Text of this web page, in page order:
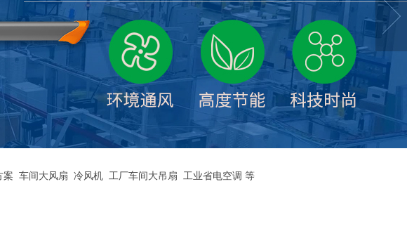
案 车间大风扇 冷风机 工厂车间大吊扇 工业省电空调 等